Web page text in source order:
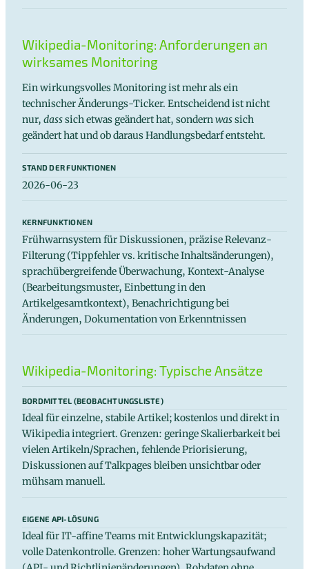
Wikipedia-Monitoring: Anforderungen an
wirksames Monitoring
Ein wirkungsvolles Monitoring ist mehr als ein
technischer Änderungs-Ticker. Entscheidend ist nicht
nur, dasssich etwas geändert hat, sondernwassich
geändert hat und ob daraus Handlungsbedarf entsteht.
STAND DER FUNKTIONEN
2026-06-23
KERNFUNKTIONEN
Frühwarnsystem für Diskussionen, präzise Relevanz-
Filterung (Tippfehler vs. kritische Inhaltsänderungen),
sprachübergreifende Überwachung, Kontext-Analyse
(Bearbeitungsmuster, Einbettung in den
Artikelgesamtkontext), Benachrichtigung bei
Änderungen, Dokumentation von Erkenntnissen
Wikipedia-Monitoring: Typische Ansätze
BORDMITTEL (BEOBACHTUNGSLISTE)
Ideal für einzelne, stabile Artikel; kostenlos und direkt in
Wikipedia integriert. Grenzen: geringe Skalierbarkeit bei
vielen Artikeln/Sprachen, fehlende Priorisierung,
Diskussionen auf Talkpages bleiben unsichtbar oder
mühsam manuell.
EIGENE API-LÖSUNG
Ideal für IT-affine Teams mit Entwicklungskapazität;
volle Datenkontrolle. Grenzen: hoher Wartungsaufwand